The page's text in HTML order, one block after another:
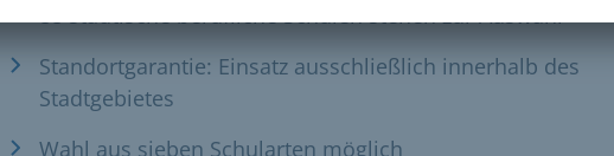
88 städtische berufliche Schulen stehen zur Auswahl
Standortgarantie: Einsatz ausschließlich innerhalb des
Stadtgebietes
Wahl aus sieben Schularten möglich